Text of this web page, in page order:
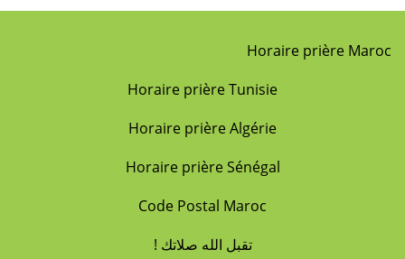
Horaire prière Maroc
Horaire prière Tunisie
Horaire prière Algérie
Horaire prière Sénégal
Code Postal Maroc
! تقبل الله صلاتك